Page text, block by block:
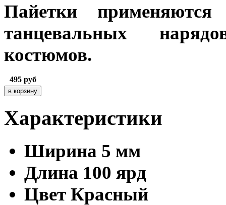
Пайетки
танцевальных
костюмов.
495 руб
Характеристики
Ширина 5 мм
Длина 100 ярд
Цвет Красный